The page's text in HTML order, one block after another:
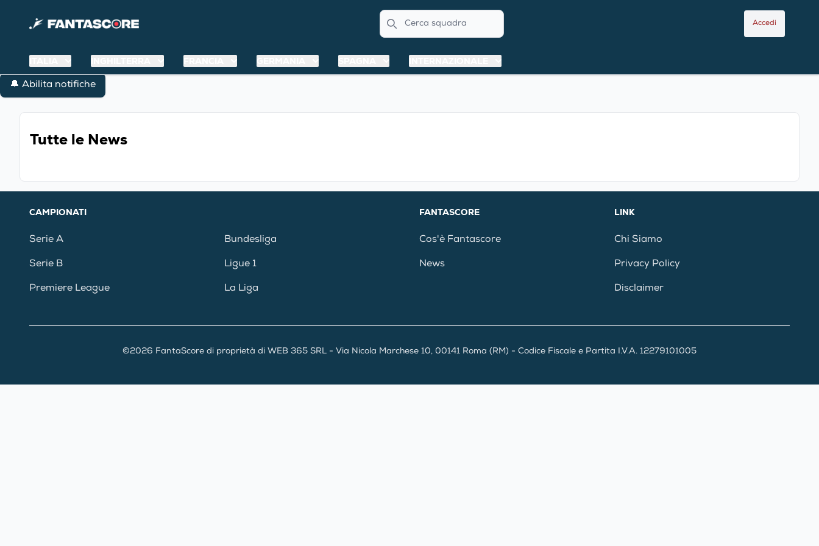
Search
Accedi
🔔 Abilita notifiche
Tutte le News
CAMPIONATI
Serie A
Serie B
Premiere League
Bundesliga
Ligue 1
La Liga
FANTASCORE
Cos'è Fantascore
News
LINK
Chi Siamo
Privacy Policy
Disclaimer
©2026 FantaScore di proprietà di WEB 365 SRL - Via Nicola Marchese 10, 00141 Roma (RM) - Codice Fiscale e Partita I.V.A. 12279101005